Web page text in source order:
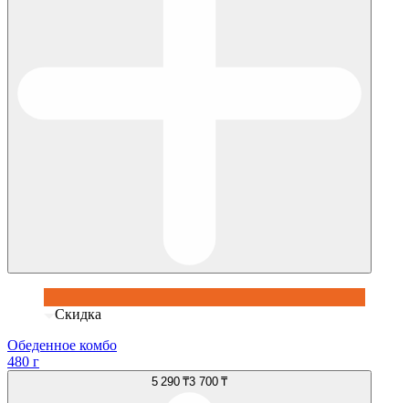
Скидка
Обеденное комбо
480 г
5 290 ₸3 700 ₸